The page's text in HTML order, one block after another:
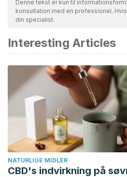
Bibliografien i denne artikel blev
Concha, D., Ramírez, M. Á. B.,
Rodríguez, A. F. (2012). Sesgos
con el bienestar subjetivo. Salud
Cortada de Kohan, N., &
cognitivos en la toma de
Denne tekst er kun til
konsultation med en professionel.
din specialist.
Interesting Articles
NATURLIGE MIDLER
CBD's indvirkning på